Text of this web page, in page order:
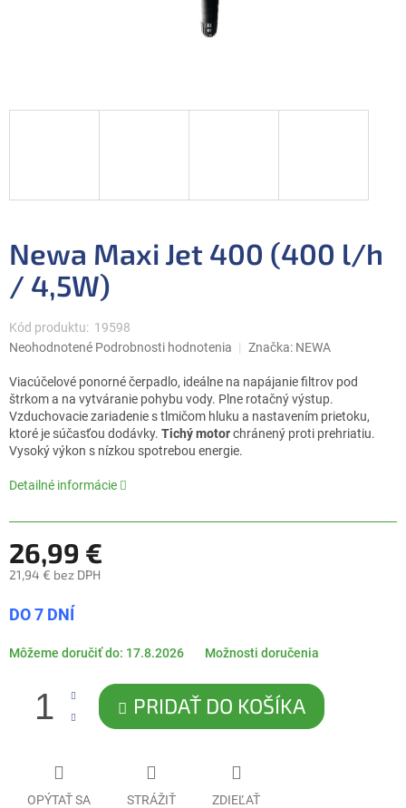
Newa Maxi Jet 400 (400 l/h
/ 4,5W)
Kód produktu: 19598
Priemerné
produktu
je
0,0
z
5
Neohodnotené Podrobnosti hodnotenia Značka: NEWA
Viacúčelové ponorné čerpadlo, ideálne na napájanie filtrov pod
štrkom a na vytváranie pohybu vody. Plne rotačný výstup.
Vzduchovacie zariadenie s tlmičom hluku a nastavením prietoku,
ktoré je súčasťou dodávky. Tichý motorchránený proti prehriatiu.
Vysoký výkon s nízkou spotrebou energie.
Detailné informácie
26,99 €
21,94 € bez DPH
cena:
DO 7 DNÍ
Môžeme doručiť do: 17.8.2026 Možnosti doručenia
PRIDAŤ DO KOŠÍKA
OPÝTAŤ SA STRÁŽIŤ ZDIEĽAŤ